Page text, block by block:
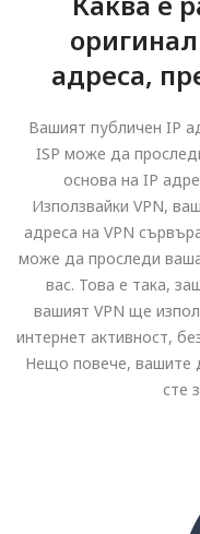
адреса,
Вашият публичен IP
ISP може да
основа на IP
Използвайки VPN,
адреса на VPN
може да проследи
вас. Това е така,
вашият VPN ще
интернет активност,
Нещо повече, вашите
сте